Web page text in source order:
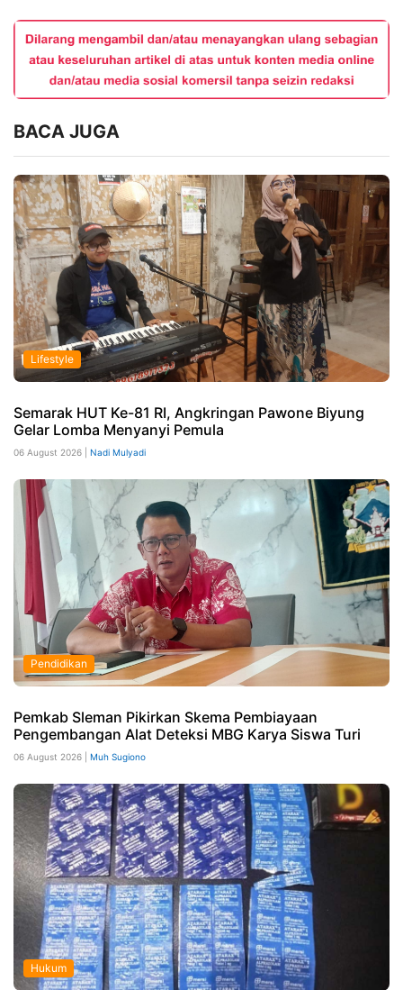
BACA JUGA
Lifestyle
Semarak HUT Ke-81 RI, Angkringan Pawone Biyung
Gelar Lomba Menyanyi Pemula
06 August 2026 | Nadi Mulyadi
Pendidikan
Pemkab Sleman Pikirkan Skema Pembiayaan
Pengembangan Alat Deteksi MBG Karya Siswa Turi
06 August 2026 | Muh Sugiono
Hukum